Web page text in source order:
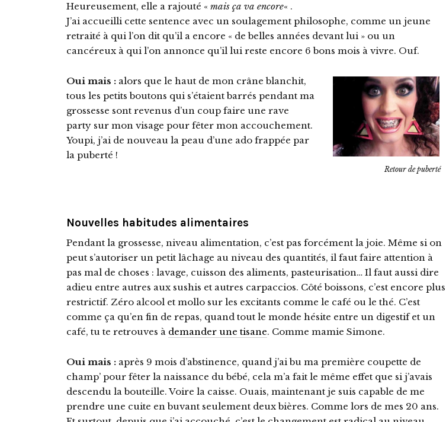
Heureusement, elle a rajouté « mais ça va encore« .
J’ai accueilli cette sentence avec un soulagement philosophe, comme un jeune
retraité à qui l’on dit qu’il a encore « de belles années devant lui » ou un
cancéreux à qui l’on annonce qu’il lui reste encore 6 bons mois à vivre. Ouf.
Retour de puberté
Oui mais : alors que le haut de mon crâne blanchit,
tous les petits boutons qui s’étaient barrés pendant ma
grossesse sont revenus d’un coup faire une rave
party sur mon visage pour fêter mon accouchement.
Youpi, j’ai de nouveau la peau d’une ado frappée par
la puberté !
Nouvelles habitudes alimentaires
Pendant la grossesse, niveau alimentation, c’est pas forcément la joie. Même si on
peut s’autoriser un petit lâchage au niveau des quantités, il faut faire attention à
pas mal de choses : lavage, cuisson des aliments, pasteurisation… Il faut aussi dire
adieu entre autres aux sushis et autres carpaccios. Côté boissons, c’est encore plus
restrictif. Zéro alcool et mollo sur les excitants comme le café ou le thé. C’est
comme ça qu’en fin de repas, quand tout le monde hésite entre un digestif et un
café, tu te retrouves à demander une tisane. Comme mamie Simone.
Oui mais : après 9 mois d’abstinence, quand j’ai bu ma première coupette de
champ’ pour fêter la naissance du bébé, cela m’a fait le même effet que si j’avais
descendu la bouteille. Voire la caisse. Ouais, maintenant je suis capable de me
prendre une cuite en buvant seulement deux bières. Comme lors de mes 20 ans.